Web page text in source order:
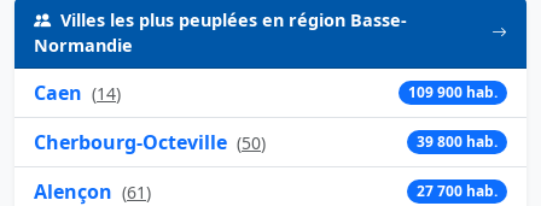
Villes les plus peuplées en région Basse-
Normandie
Caen (14) 109 900 hab.
Cherbourg-Octeville (50) 39 800 hab.
Alençon (61) 27 700 hab.